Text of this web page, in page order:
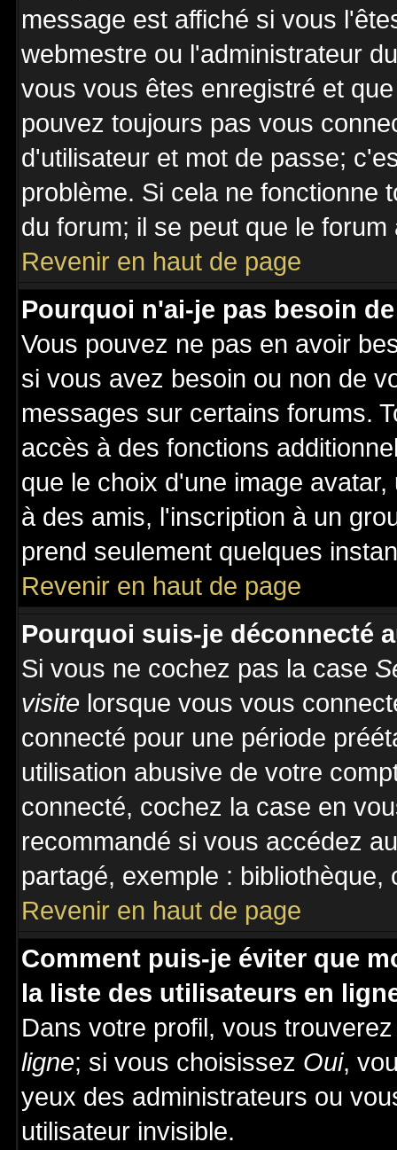
message est affiché si vous
webmestre ou l'administrateur
vous vous êtes enregistré et
pouvez toujours pas vous
d'utilisateur et mot de passe;
problème. Si cela ne fonctionne
du forum; il se peut que le
Revenir en haut de page
Pourquoi n'ai-je pas besoin
Vous pouvez ne pas en avoir
si vous avez besoin ou non de
messages sur certains forums.
accès à des fonctions
que le choix d'une image
à des amis, l'inscription à un
prend seulement quelques
Revenir en haut de page
Pourquoi suis-je déconnecté
Si vous ne cochez pas la case
visite lorsque vous vous
connecté pour une période
utilisation abusive de votre
connecté, cochez la case en
recommandé si vous accédez
partagé, exemple :
Revenir en haut de page
Comment puis-je éviter que
la liste des utilisateurs en
Dans votre profil, vous
ligne; si vous choisissez Oui,
yeux des administrateurs ou
utilisateur invisible.